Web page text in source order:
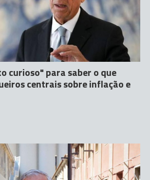
curioso" para saber o que
centrais sobre inflação e